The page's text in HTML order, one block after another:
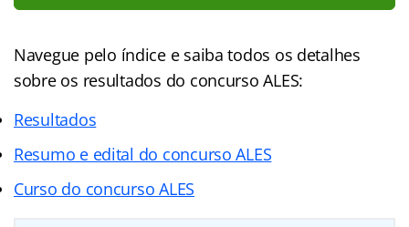
Navegue pelo índicee saiba todos os detalhes
sobre os resultados do concurso ALES:
Resultados
Resumo e edital do concurso ALES
Curso do concurso ALES